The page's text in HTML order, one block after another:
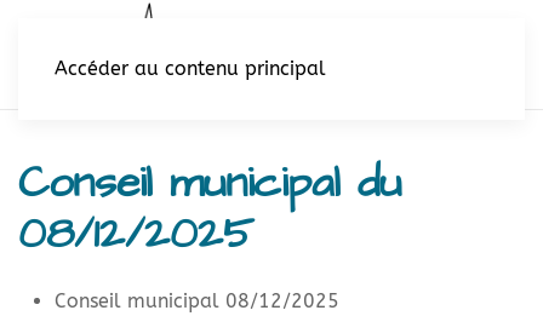
Accéder au contenu principal
Conseil municipal du
08/12/2025
Conseil municipal 08/12/2025